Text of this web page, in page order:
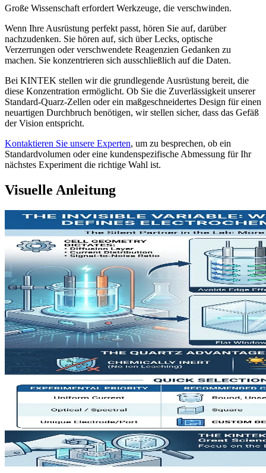
Große Wissenschaft erfordert Werkzeuge, die verschwinden.
Wenn Ihre Ausrüstung perfekt passt, hören Sie auf, darüber
nachzudenken. Sie hören auf, sich über Lecks, optische
Verzerrungen oder verschwendete Reagenzien Gedanken zu
machen. Sie konzentrieren sich ausschließlich auf die Daten.
Bei KINTEK stellen wir die grundlegende Ausrüstung bereit, die
diese Konzentration ermöglicht. Ob Sie die Zuverlässigkeit unserer
Standard-Quarz-Zellen oder ein maßgeschneidertes Design für einen
neuartigen Durchbruch benötigen, wir stellen sicher, dass das Gefäß
der Vision entspricht.
Kontaktieren Sie unsere Experten, um zu besprechen, ob ein
Standardvolumen oder eine kundenspezifische Abmessung für Ihr
nächstes Experiment die richtige Wahl ist.
Visuelle Anleitung